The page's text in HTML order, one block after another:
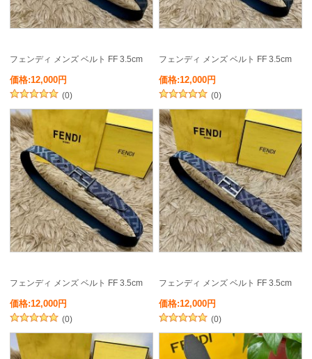
フェンディ メンズ ベルト FF 3.5cm
価格:12,000円
(0)
フェンディ メンズ ベルト FF 3.5cm
価格:12,000円
(0)
フェンディ メンズ ベルト FF 3.5cm
価格:12,000円
(0)
フェンディ メンズ ベルト FF 3.5cm
価格:12,000円
(0)